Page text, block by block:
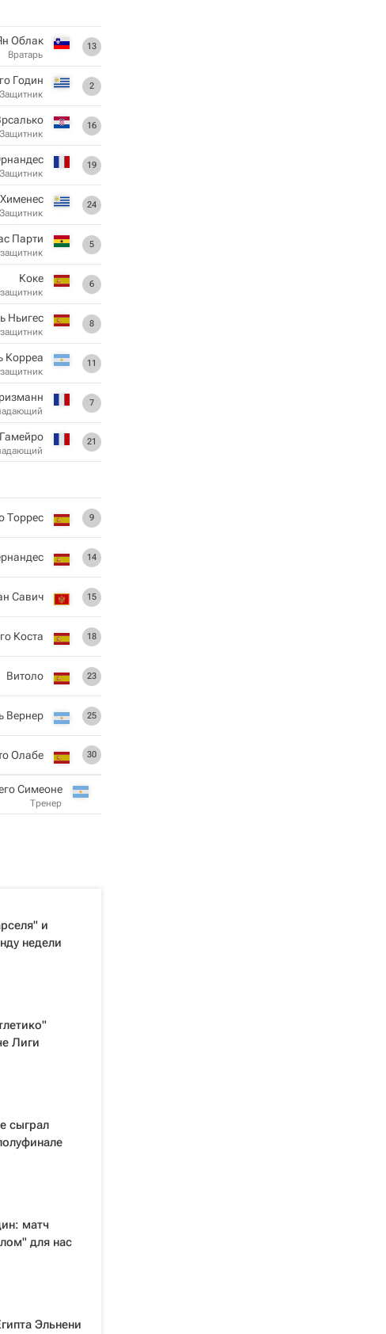
13
Облак
Вратарь
2
Годин
Защитник
16
Защитник
19
Защитник
24
Защитник
5
Парти
6
Коке
8
Ньигес
11
Корреа
7
21
9
Торрес
14
15
Савич
18
Коста
23
Витоло
25
Вернер
30
Олабе
Симеоне
Тренер
и
недели
Лиги
сыграл
матч
для нас
Эльнени